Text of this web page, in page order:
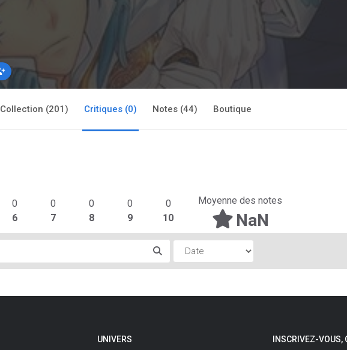
Collection (201) Critiques (0) Notes (44) Boutique
0
6
0
7
0
8
0
9
0
10
Moyenne des notes
NaN
UNIVERS INSCRIVEZ-VOUS,